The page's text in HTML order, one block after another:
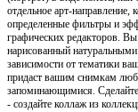
отдельное арт-
определенные фильтры и
графических редакторов.
нарисованный
зависимости от тематики
придаст вашим снимкам
запоминающимися.
- создайте коллаж из